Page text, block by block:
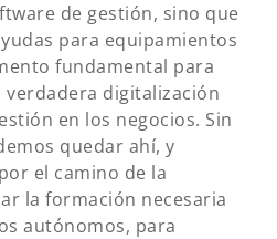
de gestión, sino que
para equipamientos
fundamental para
verdadera digitalización
en los negocios. Sin
quedar ahí, y
el camino de la
la formación necesaria
autónomos, para